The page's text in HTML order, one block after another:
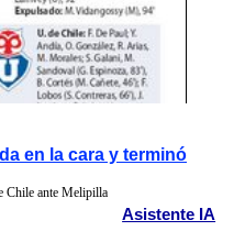
en la cara y terminó
Chile ante Melipilla
Asistente IA